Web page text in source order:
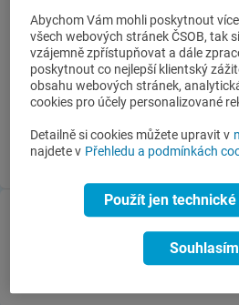
Rychlé odkazy
Naše služby
Infolinka
© 2026 ČSOB Pojišťovna
Mimosoudní
Cookies
Prohlášení o přístupnosti
Politika
Abychom Vám mohli poskytnout
všech webových stránek ČSOB, tak
vzájemně zpřístupňovat a dále
poskytnout co nejlepší klientský
obsahu webových stránek,
cookies pro účely personalizované
Detailně si cookies můžete upravit v
najdete v Přehledu a podmínkách
Použít jen
Souhlasím